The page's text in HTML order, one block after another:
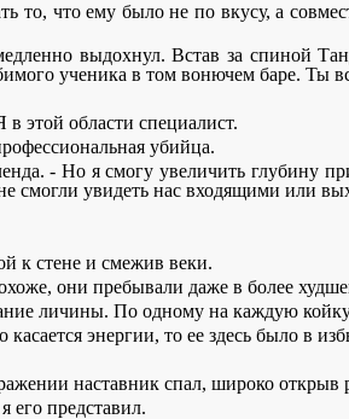
то, что ему было не по вкусу, а
выдохнул. Встав за спиной
ученика в том вонючем баре. Ты
этой области специалист.
убийца.
- Но я смогу увеличить
увидеть нас входящими или
к стене и смежив веки.
они пребывали даже в более
личины. По одному на каждую
энергии, то ее здесь было в
наставник спал, широко открыв
его представил.